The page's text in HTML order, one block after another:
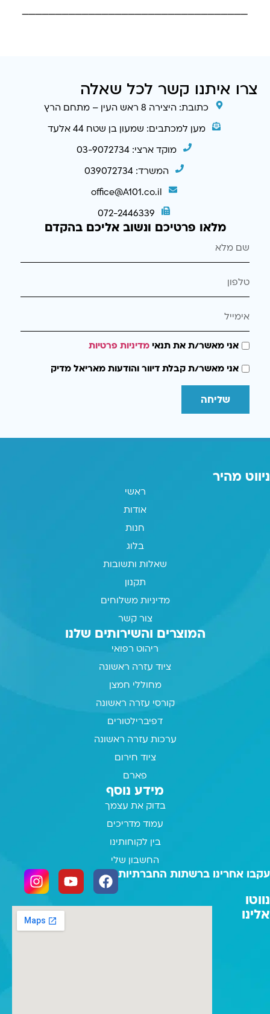
צרו איתנו קשר לכל שאלה
כתובת: היצירה 8 ראש העין – מתחם הרץ
מען למכתבים: שמעון בן שטח 44 אלעד
מוקד ארצי: 03-9072734
המשרד: 039072734
office@A101.co.il
072-2446339
מלאו פרטיכם ונשוב אליכם בהקדם
אני מאשר/ת את תנאימדיניות פרטיות
אני מאשר/ת קבלת דיוור והודעות מאריאל מדיק
שליחה
ניווט מהיר
ראשי
אודות
חנות
בלוג
שאלות ותשובות
תקנון
מדיניות משלוחים
צור קשר
המוצרים והשירותים שלנו
ריהוט רפואי
ציוד עזרה ראשונה
מחוללי חמצן
קורסי עזרה ראשונה
דפיברילטורים
ערכות עזרה ראשונה
ציוד חירום
פארם
מידע נוסף
בדוק את עצמך
עמוד מדריכים
בין לקוחותינו
החשבון שלי
עקבו אחרינו ברשתות החברתיות
נווטו
אלינו